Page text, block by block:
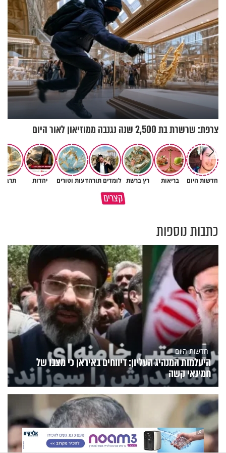
צרפת: שרשרת בת 2,500 שנה נגנבה ממוזיאון לאור היום
חדשות היום בריאות רץ ברשת לומדים תורהדעות וטורים יהדות
קצריםמדוע האמונה נמשלה למלח?
גם ׳הרע׳ זה הרחמים של בורא
כתבות נוספות
חדשות היום
היעלמות המנהיג העליון: דיווחים באיראן כי מצבו של
חמינאי קשה
X